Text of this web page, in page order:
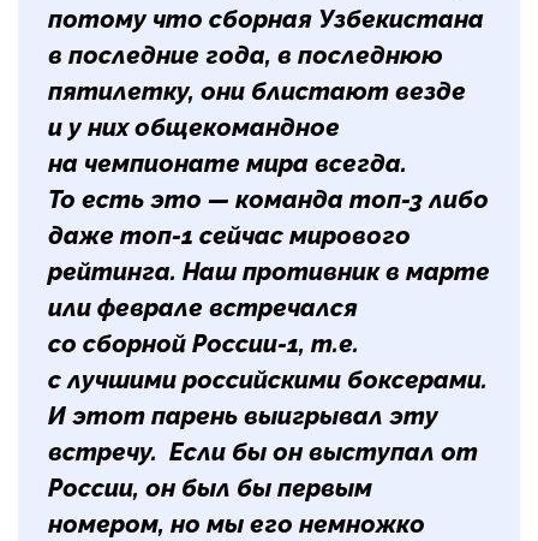
потому что сборная Узбекистана
в последние года, в последнюю
пятилетку, они блистают везде
и у них общекомандное
на чемпионате мира всегда.
То есть это — команда топ-3 либо
даже топ-1 сейчас мирового
рейтинга. Наш противник в марте
или феврале встречался
со сборной России-1, т.е.
с лучшими российскими боксерами.
И этот парень выигрывал эту
встречу. Если бы он выступал от
России, он был бы первым
номером, но мы его немножко